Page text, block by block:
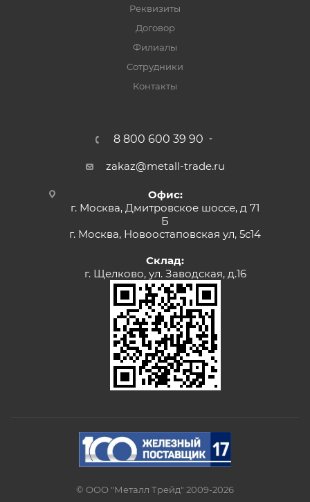
Реквизиты
Договор
Филиалы
Сотрудники
Контакты
8 800 600 39 90
zakaz@metall-trade.ru
Офис:
г. Москва, Дмитровское шоссе, д 71
Б
г. Москва, Новоостаповская ул, 5с14
Склад:
г. Щелково, ул. Заводская, д.16
© ООО "Металл Трейд" 2009-2026